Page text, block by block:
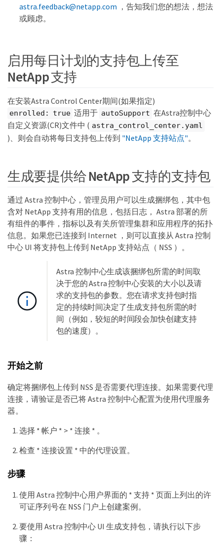
astra.feedback@netapp.com ，告知我们您的想法，想法
或顾虑。
启用每日计划的支持包上传至
NetApp 支持
在安装Astra Control Center期间(如果指定)
enrolled: true 适用于 autoSupport 在Astra控制中心
自定义资源(CR)文件中 ( astra_control_center.yaml
)、则会自动将每日支持包上传到 "NetApp 支持站点"。
生成要提供给 NetApp 支持的支持包
通过 Astra 控制中心，管理员用户可以生成捆绑包，其中包
含对 NetApp 支持有用的信息，包括日志， Astra 部署的所
有组件的事件，指标以及有关所管理集群和应用程序的拓扑
信息。如果您已连接到 Internet ，则可以直接从 Astra 控制
中心 UI 将支持包上传到 NetApp 支持站点（ NSS ）。
Astra 控制中心生成该捆绑包所需的时间取
决于您的 Astra 控制中心安装的大小以及请
求的支持包的参数。您在请求支持包时指
定的持续时间决定了生成支持包所需的时
间（例如，较短的时间段会加快创建支持
包的速度）。
开始之前
确定将捆绑包上传到 NSS 是否需要代理连接。如果需要代理
连接，请验证是否已将 Astra 控制中心配置为使用代理服务
器。
选择 * 帐户 * > * 连接 * 。
检查 * 连接设置 * 中的代理设置。
步骤
使用 Astra 控制中心用户界面的 * 支持 * 页面上列出的许
可证序列号在 NSS 门户上创建案例。
要使用 Astra 控制中心 UI 生成支持包，请执行以下步
骤：